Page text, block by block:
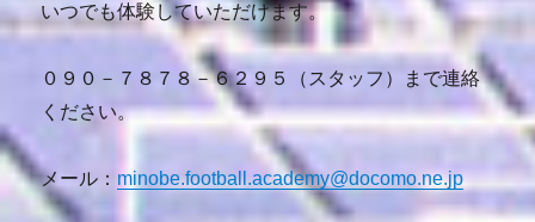
いつでも体験していただけます。
０９０－７８７８－６２９５（スタッフ）まで連絡
ください。
メール： minobe.football.academy@docomo.ne.jp